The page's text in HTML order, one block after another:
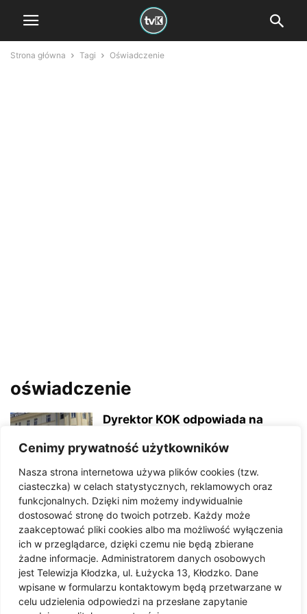
Cenimy prywatność użytkowników
Nasza strona internetowa używa plików cookies (tzw.
ciasteczka) w celach statystycznych, reklamowych oraz
funkcjonalnych. Dzięki nim możemy indywidualnie
dostosować stronę do twoich potrzeb. Każdy może
zaakceptować pliki cookies albo ma możliwość wyłączenia
ich w przeglądarce, dzięki czemu nie będą zbierane
żadne informacje. Administratorem danych osobowych
jest Telewizja Kłodzka, ul. Łużycka 13, Kłodzko. Dane
wpisane w formularzu kontaktowym będą przetwarzane w
celu udzielenia odpowiedzi na przesłane zapytanie
Strona główna Tagi Oświadczenie
oświadczenie
Dyrektor KOK odpowiada na
budynku ważniejsze niż gwiazdy
29/04/2026
Oświadczenie Wód Polskich:
dotychczasowe działania i
realizacja zaleceń WINB
20/01/2025
Oświadczenie Starostwa
Powiatowego w Kłodzku dot.